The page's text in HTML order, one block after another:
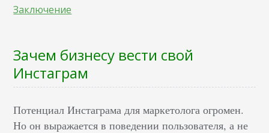
Заключение
Зачем бизнесу вести свой
Инстаграм
Потенциал Инстаграма для маркетолога огромен.
Но он выражается в поведении пользователя, а не